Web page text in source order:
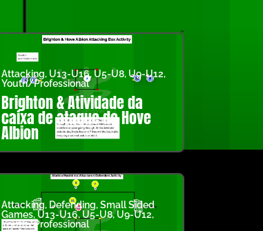
Attacking, U13-U16,U5-U8, U9-U12,
Youth/Professional
Brighton & Atividade da
caixa de ataque de Hove
Albion
Attacking, Defending,Small Sided
Games,U13-U16, U5-U8,U9-U12,
Youth/Professional